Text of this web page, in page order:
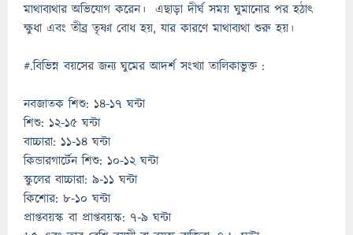
মাথাব্যথার অভিযোগ করেন। এছাড়া দীর্ঘ সময় ঘুমানোর পর হঠাৎ
ক্ষুধা এবং তীব্র তৃষ্ণা বোধ হয়, যার কারণে মাথাব্যথা শুরু হয়।
#.বিভিন্ন বয়সের জন্য ঘুমের আদর্শ সংখ্যা তালিকাভুক্ত :
নবজাতক শিশু: 14-17 ঘন্টা
শিশু: 12-15 ঘন্টা
বাচ্চারা: 11-14 ঘন্টা
কিন্ডারগার্টেন শিশু: 10-12 ঘন্টা
স্কুলের বাচ্চারা: 9-11 ঘন্টা
কিশোর: 8-10 ঘন্টা
প্রাপ্তবয়স্ক বা প্রাপ্তবয়স্ক: 7-9 ঘন্টা